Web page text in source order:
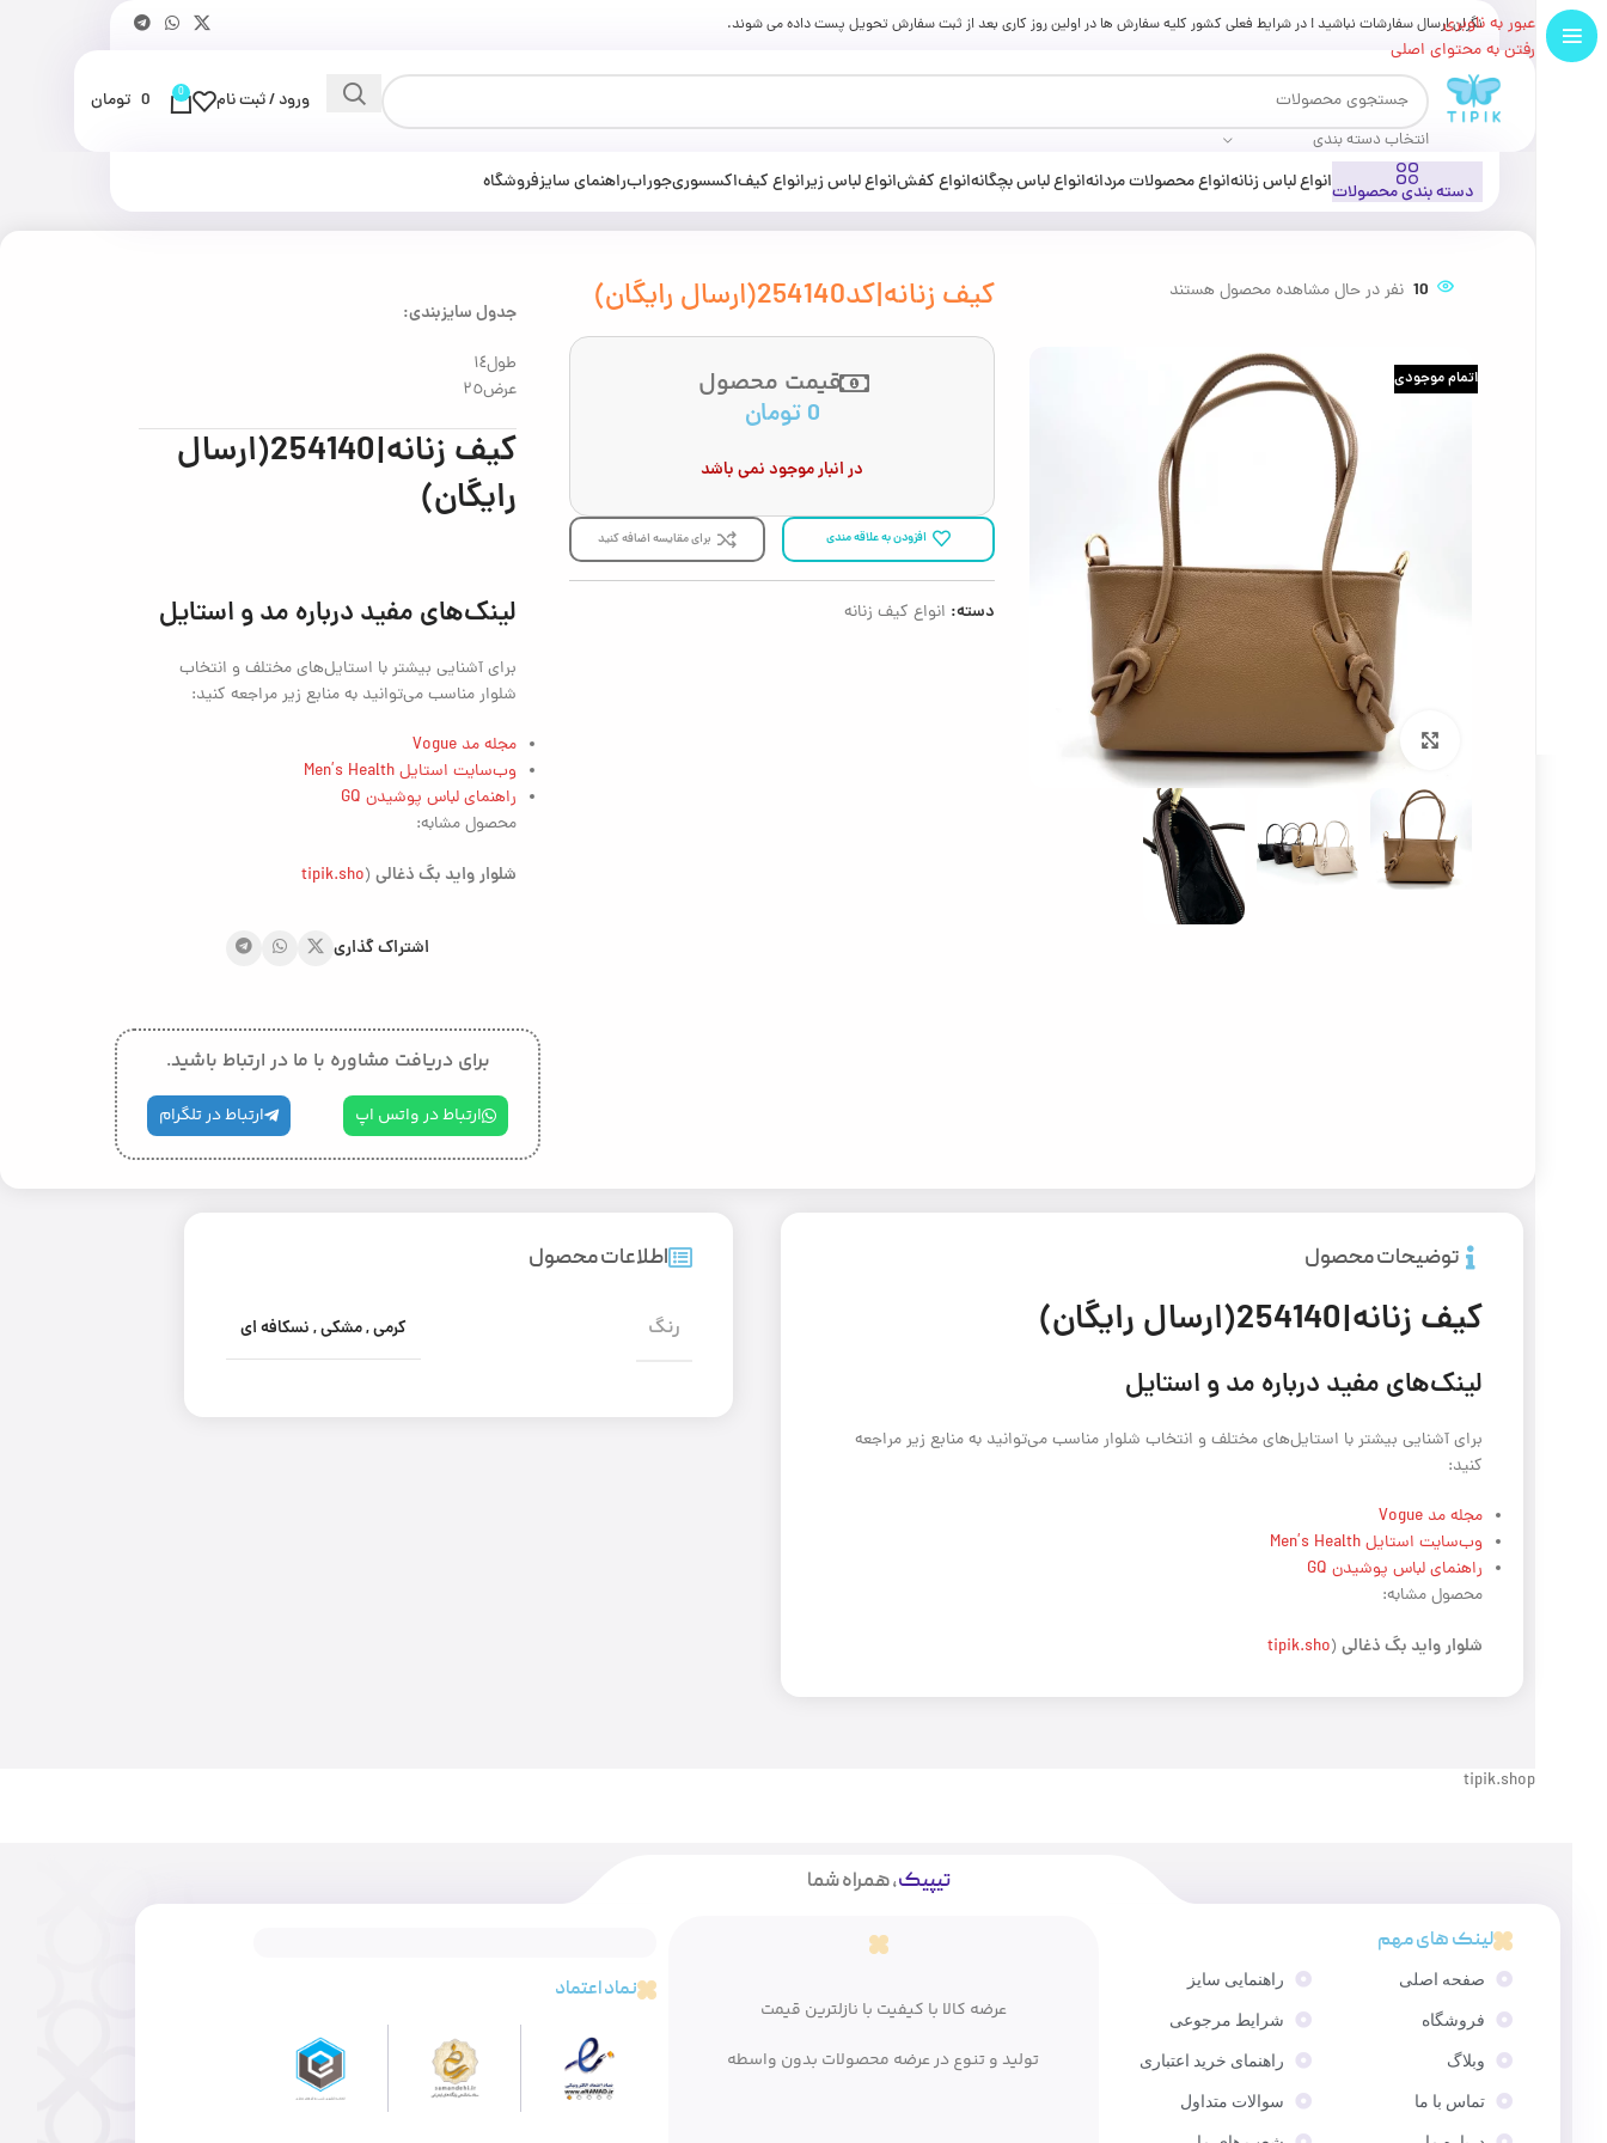
عبور به ناوبری
رفتن به محتوای اصلی
ارسال رایگان برای
همه ی سفارش
نگران ارسال سفارشات نباشید ! در شرایط فعلی کشور کلیه سفارش ها در اولین روز کاری بعد از ثبت سفارش تحویل پست داده می شوند.
انتخاب دسته بندی
ورود / ثبت نام 0
0 تومان
دسته بندی محصولاتانواع لباس زنانهانواع محصولات مردانهانواع لباس بچگانهانواع کفشانواع لباس زیرانواع کیفاکسسوریجورابراهنمای سایزفروشگاه
انواع کیف زنانه كيف زنانه|کد254140(ارسال رایگان)
10 نفر در حال مشاهده محصول هستند
اتمام موجودی
بزرگنمایی تصویر
كيف زنانه|کد254140(ارسال رایگان)
قیمت محصول
0 تومان
در انبار موجود نمی باشد
افزودن به علاقه مندی برای مقایسه اضافه کنید
دسته: انواع کیف زنانه
جدول سایزبندی:
طول١٤
عرض٢٥
كيف زنانه|254140(ارسال
رايگان)
لینک‌های مفید درباره مد و استایل
برای آشنایی بیشتر با استایل‌های مختلف و انتخاب
شلوار مناسب می‌توانید به منابع زیر مراجعه کنید:
مجله مد Vogue
وب‌سایت استایل Men’s Health
راهنمای لباس پوشیدن GQ
محصول مشابه:
شلوارواید بگ ذغالی(
tipik.sho
اشتراک گذاری
برای دریافت مشاوره با ما در ارتباط باشید.
ارتباط در واتس اپ ارتباط در تلگرام
توضیحات محصول
كيف زنانه|254140(ارسال رايگان)
لینک‌های مفید درباره مد و استایل
برای آشنایی بیشتر با استایل‌های مختلف و انتخاب شلوار مناسب می‌توانید به منابع زیر مراجعه
کنید:
مجله مد Vogue
وب‌سایت استایل Men’s Health
راهنمای لباس پوشیدن GQ
محصول مشابه:
شلوارواید بگ ذغالی (
tipik.sho
اطلاعات محصول
رنگ کرمی,مشکی,نسکافه ای
tipik.shop
تیپیک، همراه شما
لینک های مهم
صفحه اصلی
فروشگاه
وبلاگ
تماس با ما
راهنمایی سایز
شرایط مرجوعی
راهنمای خرید اعتباری
سوالات متداول
عرضه کالا با کیفیت با نازلترین قیمت
تولید و تنوع در عرضه محصولات بدون واسطه
نماد اعتماد
تخفیف پلکانی ، به ازای خرید 2 کالا 3% و 3 کالا تا 5% تخفیف بیشتر روی کل سبد خرید !